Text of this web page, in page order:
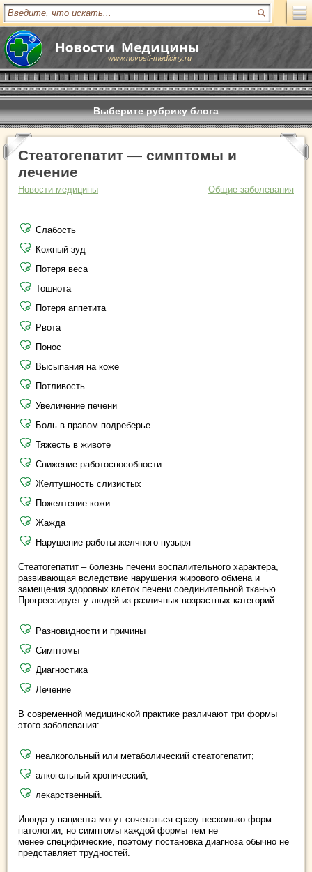
www.novosti-mediciny.ru
Выберите рубрику блога
Стеатогепатит — симптомы и
лечение
Новости медицины Общие заболевания
Слабость
Кожный зуд
Потеря веса
Тошнота
Потеря аппетита
Рвота
Понос
Высыпания на коже
Потливость
Увеличение печени
Боль в правом подреберье
Тяжесть в животе
Снижение работоспособности
Желтушность слизистых
Пожелтение кожи
Жажда
Нарушение работы желчного пузыря
Стеатогепатит – болезнь печени воспалительного характера,
развивающая вследствие нарушения жирового обмена и
замещения здоровых клеток печени соединительной тканью.
Прогрессирует у людей из различных возрастных категорий.
Разновидности и причины
Симптомы
Диагностика
Лечение
В современной медицинской практике различают три формы
этого заболевания:
неалкогольный или метаболический стеатогепатит;
алкогольный хронический;
лекарственный.
Иногда у пациента могут сочетаться сразу несколько форм
патологии, но симптомы каждой формы тем не
менее специфические, поэтому постановка диагноза обычно не
представляет трудностей.